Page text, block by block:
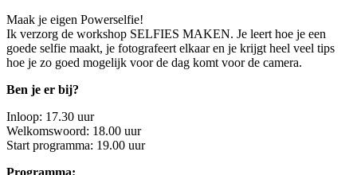
Maak je eigen Powerselfie!
Ik verzorg de workshop SELFIES MAKEN. Je leert hoe je een
goede selfie maakt, je fotografeert elkaar en je krijgt heel veel tips
hoe je zo goed mogelijk voor de dag komt voor de camera.
Ben je er bij?
Inloop: 17.30 uur
Welkomswoord: 18.00 uur
Start programma: 19.00 uur
Programma: